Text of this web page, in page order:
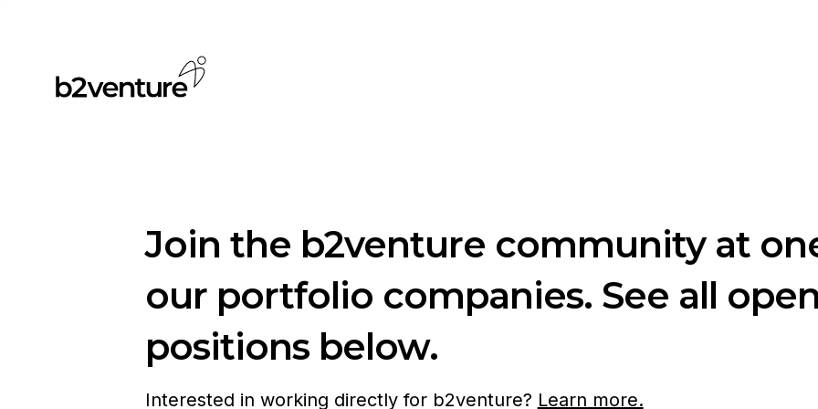
Join the b2venture community at
our portfolio companies. See all
positions below.
Interested in working directly for b2venture? Learn more.